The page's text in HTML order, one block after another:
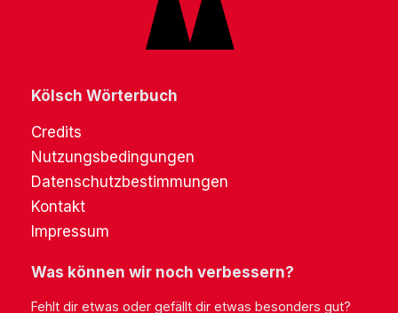
Kölsch Wörterbuch
Credits
Nutzungsbedingungen
Datenschutzbestimmungen
Kontakt
Impressum
Was können wir noch verbessern?
Fehlt dir etwas oder gefällt dir etwas besonders gut?